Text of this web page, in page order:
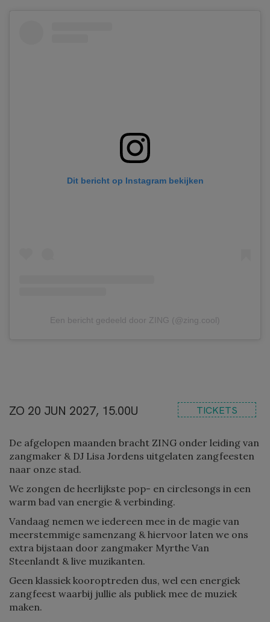
Dit bericht op Instagram bekijken
Een bericht gedeeld door ZING (@zing.cool)
ZO 20 JUN 2027, 15.00U TICKETS
De afgelopen maanden bracht ZING onder leiding van
zangmaker & DJ Lisa Jordens uitgelaten zangfeesten
naar onze stad.
We zongen de heerlijkste pop- en circlesongs in een
warm bad van energie & verbinding.
Vandaag nemen we iedereen mee in de magie van
meerstemmige samenzang & hiervoor laten we ons
extra bijstaan door zangmaker Myrthe Van
Steenlandt & live muzikanten.
Geen klassiek kooroptreden dus, wel een energiek
zangfeest waarbij jullie als publiek mee de muziek
maken.